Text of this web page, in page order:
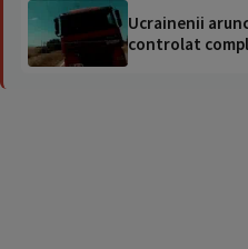
Ucrainenii
controlat